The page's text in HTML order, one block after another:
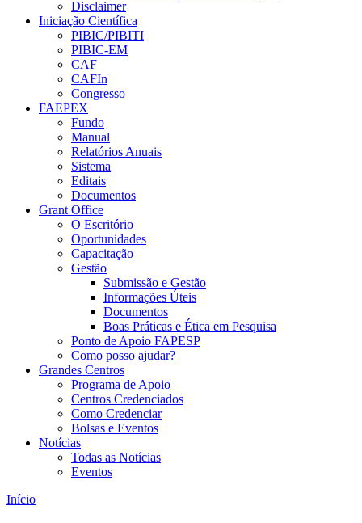
Disclaimer
Iniciação Científica
PIBIC/PIBITI
PIBIC-EM
CAF
CAFIn
Congresso
FAEPEX
Fundo
Manual
Relatórios Anuais
Sistema
Editais
Documentos
Grant Office
O Escritório
Oportunidades
Capacitação
Gestão
Submissão e Gestão
Informações Úteis
Documentos
Boas Práticas e Ética em Pesquisa
Ponto de Apoio FAPESP
Como posso ajudar?
Grandes Centros
Programa de Apoio
Centros Credenciados
Como Credenciar
Bolsas e Eventos
Notícias
Todas as Notícias
Eventos
Início